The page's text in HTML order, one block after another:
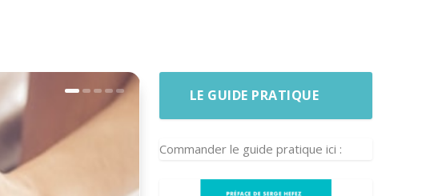
LE GUIDE PRATIQUE
Commander le guide pratique ici :